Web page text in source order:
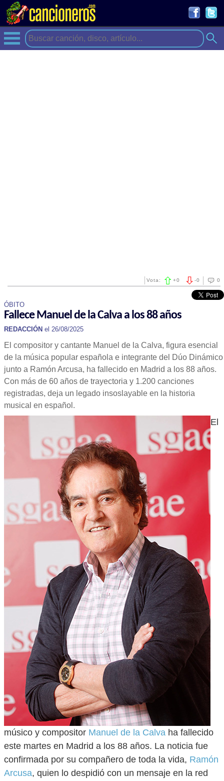
0
-0
Vota: +0
ÓBITO
Fallece Manuel de la Calva a los 88 años
REDACCIÓN el 26/08/2025
El compositor y cantante Manuel de la Calva, figura esencial
de la música popular española e integrante del Dúo Dinámico
junto a Ramón Arcusa, ha fallecido en Madrid a los 88 años.
Con más de 60 años de trayectoria y 1.200 canciones
registradas, deja un legado insoslayable en la historia
musical en español.
El
músico y compositor Manuel de la Calva ha fallecido
este martes en Madrid a los 88 años. La noticia fue
confirmada por su compañero de toda la vida, Ramón
Arcusa, quien lo despidió con un mensaje en la red